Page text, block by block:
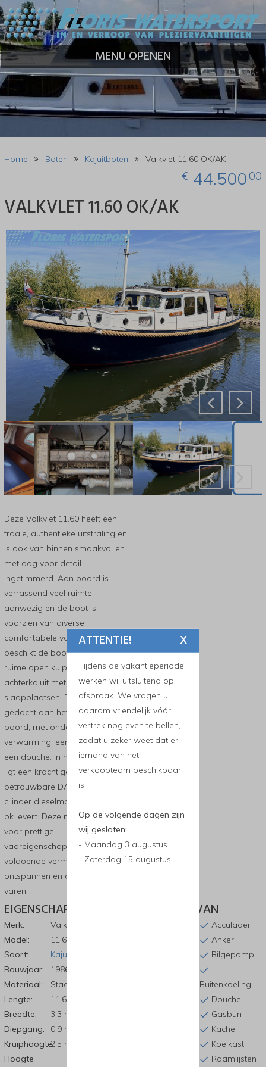
ATTENTIE! X
Tijdens de vakantieperiode
werken wij uitsluitend op
afspraak. We vragen u
daarom vriendelijk vóór
vertrek nog even te bellen,
zodat u zeker weet dat er
iemand van het
verkoopteam beschikbaar
is.
Op de volgende dagen zijn
wij gesloten:
- Maandag 3 augustus
- Zaterdag 15 augustus
MENU OPENEN
Home Boten Kajuitboten Valkvlet 11.60 OK/AK
€ 44.500,00
VALKVLET 11.60 OK/AK
Deze Valkvlet 11.60 heeft een
fraaie, authentieke uitstraling en
is ook van binnen smaakvol en
met oog voor detail
ingetimmerd. Aan boord is
verrassend veel ruimte
aanwezig en de boot is
voorzien van diverse
comfortabele voorzieningen. Zo
beschikt de boot over een
ruime open kuip en een
achterkajuit met twee extra
slaapplaatsen. Daarnaast is er
gedacht aan het comfort aan
boord, met onder meer
verwarming, een generator en
een douche. In het motorruim
ligt een krachtige en
betrouwbare DAF 475, een 6-
cilinder dieselmotor die circa 90
pk levert. Deze motor zorgt
voor prettige
vaareigenschappen en
voldoende vermogen voor
ontspannen en comfortabel
varen.
EIGENSCHAPPEN
Merk:
Valkvlet
Model:
11.60 OK/AK
Soort:
Kajuitboot
Bouwjaar:
1986
Materiaal:
Staal
Lengte:
11,6 m
Breedte:
3,3 m
Diepgang:
0,9 m
Kruiphoogte:2,5 m
Hoogte
VOORZIEN VAN
Acculader
Anker
Bilgepomp
Buitenkoeling
Douche
Gasbun
Kachel
Koelkast
Raamlijsten